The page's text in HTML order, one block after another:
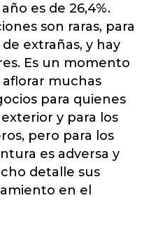
es de 26,4%.
son raras, para
extrañas, y hay
Es un momento
muchas
para quienes
y para los
pero para los
es adversa y
detalle sus
en el